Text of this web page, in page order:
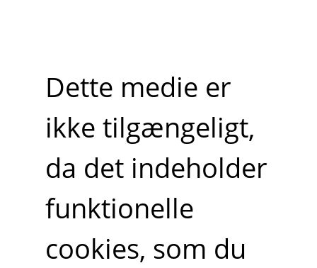
Dette medie er
ikke tilgængeligt,
da det indeholder
funktionelle
cookies, som du